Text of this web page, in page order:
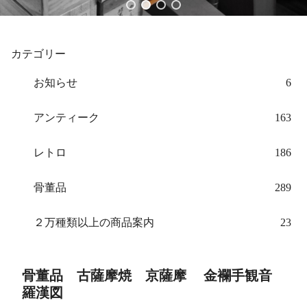
カテゴリー
お知らせ 6
アンティーク 163
レトロ 186
骨董品 289
２万種類以上の商品案内 23
骨董品 古薩摩焼 京薩摩 金襴手観音
羅漢図